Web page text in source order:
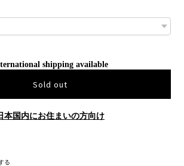
shipping available
Sold out
本国内にお住まいの方向け
る